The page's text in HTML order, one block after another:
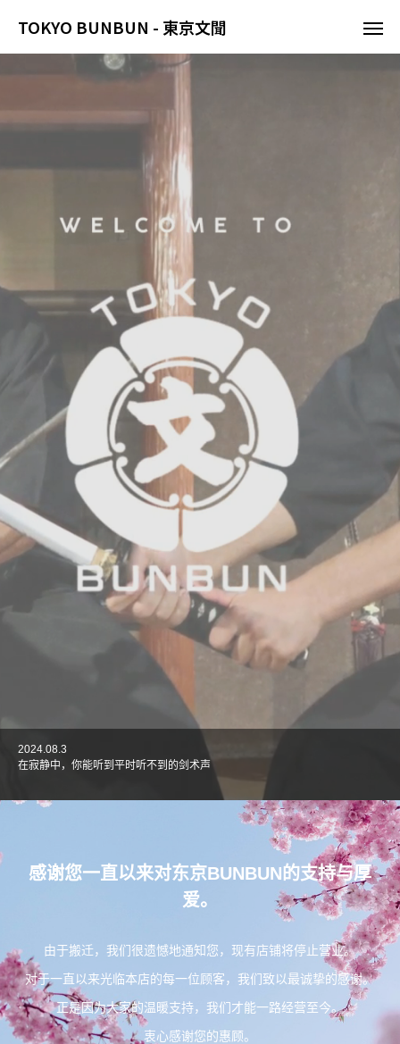
TOKYO BUNBUN - 東京文聞
2024.08.3
在寂静中，你能听到平时听不到的剑术声
2024.07.24
在东京的下町体验五感日本料理
2024.07.23
来自美国的六位客人参加了武士表演和武士体验！
2024.06.27
在东京见证史诗级武士戏剧！
2024.06.17
享受浅草美丽的日本庭园，体验正宗的日本料理！
感谢您一直以来对东京BUNBUN的支持与厚
爱。
由于搬迁，我们很遗憾地通知您，现有店铺将停止营业。
对于一直以来光临本店的每一位顾客，我们致以最诚挚的感谢。
正是因为大家的温暖支持，我们才能一路经营至今。
衷心感谢您的惠顾。